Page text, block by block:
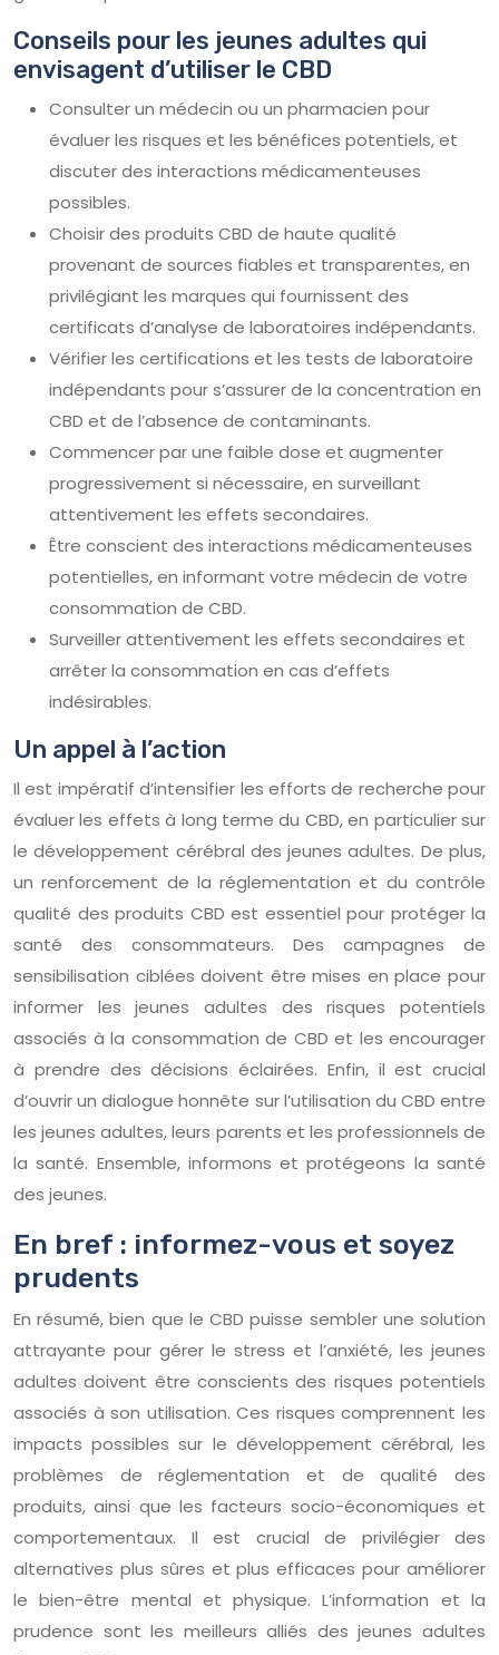
Conseils pour les jeunes adultes qui
envisagent d’utiliser le CBD
Consulter un médecin ou un pharmacien pour
évaluer les risques et les bénéfices potentiels, et
discuter des interactions médicamenteuses
possibles.
Choisir des produits CBD de haute qualité
provenant de sources fiables et transparentes, en
privilégiant les marques qui fournissent des
certificats d’analyse de laboratoires indépendants.
Vérifier les certifications et les tests de laboratoire
indépendants pour s’assurer de la concentration en
CBD et de l’absence de contaminants.
Commencer par une faible dose et augmenter
progressivement si nécessaire, en surveillant
attentivement les effets secondaires.
Être conscient des interactions médicamenteuses
potentielles, en informant votre médecin de votre
consommation de CBD.
Surveiller attentivement les effets secondaires et
arrêter la consommation en cas d’effets
indésirables.
Un appel à l’action
Il est impératif d’intensifier les efforts de recherche pour
évaluer les effets à long terme du CBD, en particulier sur
le développement cérébral des jeunes adultes. De plus,
un renforcement de la réglementation et du contrôle
qualité des produits CBD est essentiel pour protéger la
santé des consommateurs. Des campagnes de
sensibilisation ciblées doivent être mises en place pour
informer les jeunes adultes des risques potentiels
associés à la consommation de CBD et les encourager
à prendre des décisions éclairées. Enfin, il est crucial
d’ouvrir un dialogue honnête sur l’utilisation du CBD entre
les jeunes adultes, leurs parents et les professionnels de
la santé. Ensemble, informons et protégeons la santé
des jeunes.
En bref : informez-vous et soyez
prudents
En résumé, bien que le CBD puisse sembler une solution
attrayante pour gérer le stress et l’anxiété, les jeunes
adultes doivent être conscients des risques potentiels
associés à son utilisation. Ces risques comprennent les
impacts possibles sur le développement cérébral, les
problèmes de réglementation et de qualité des
produits, ainsi que les facteurs socio-économiques et
comportementaux. Il est crucial de privilégier des
alternatives plus sûres et plus efficaces pour améliorer
le bien-être mental et physique. L’information et la
prudence sont les meilleurs alliés des jeunes adultes